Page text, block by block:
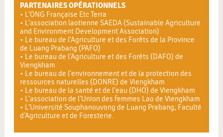
PARTENAIRES OPÉRATIONNELS
• L’ONG Française Etc Terra
• L’association laotienne SAEDA (Sustainable Agriculture
and Environment Development Association)
• Le bureau de l’Agriculture et des Forêts de la Province
de Luang Prabang (PAFO)
• Le bureau de l’Agriculture et des Forêts (DAFO) de
Viengkham
• Le bureau de l’environnement et de la protection des
ressources naturelles (DONRE) de Viengkham
• Le bureau de la santé et de l’eau (DHO) de Viengkham
• L’association de l’Union des femmes Lao de Viengkham
• L’Université Souphanouvong de Luang Prabang, Faculté
d’Agriculture et de Foresterie.